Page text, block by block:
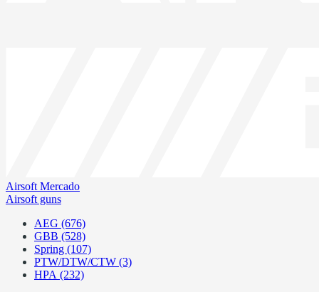
Airsoft Mercado
Airsoft guns
AEG (676)
GBB (528)
Spring (107)
PTW/DTW/CTW (3)
HPA (232)